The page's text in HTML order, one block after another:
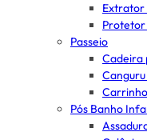
Extrator
Passeio
Cadeira
Pós Banho